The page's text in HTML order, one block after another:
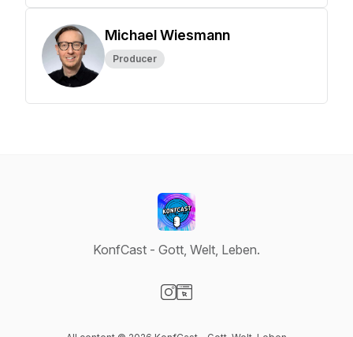
Michael Wiesmann
Producer
KonfCast - Gott, Welt, Leben.